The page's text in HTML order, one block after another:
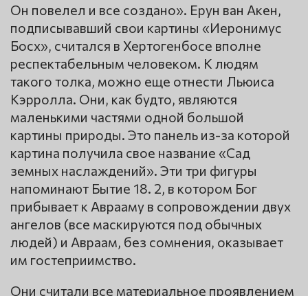
Он повелел и все создано». Ерун ван Акен,
подписывавший свои картины «Иеронимус
Босх», считался в Хертогенбосе вполне
респектабельным человеком. К людям
такого толка, можно еще отнести Льюиса
Кэрролла. Они, как будто, являются
маленькими частями одной большой
картины природы. Это панель из-за которой
картина получила свое название «Сад
земных наслаждений». Эти три фигуры
напоминают Бытие 18. 2, в котором Бог
прибывает к Аврааму в сопровождении двух
ангелов (все маскируются под обычных
людей) и Авраам, без сомнения, оказывает
им гостеприимство.
Они считали все материальное проявлением